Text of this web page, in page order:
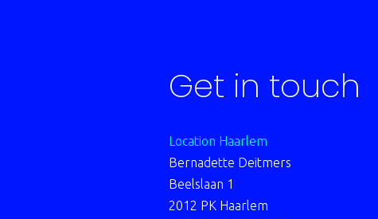
Get in touch
Location Haarlem
Bernadette Deitmers
Beelslaan 1
2012 PK Haarlem